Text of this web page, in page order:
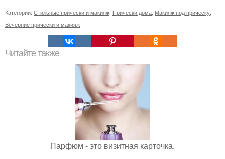
Категории: Стильные прически и макияж Прически дома Макияж под прическу
Вечерние прически и макияж
Читайте также
Парфюм - это визитная карточка.